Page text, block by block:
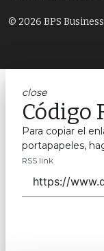
© 2026 BPS
close
Código
Para copiar el
portapapeles,
RSS link